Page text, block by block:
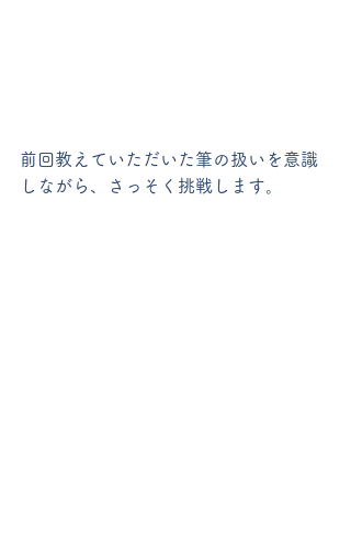
前回教えていただいた筆の扱いを意識
しながら、さっそく挑戦します。